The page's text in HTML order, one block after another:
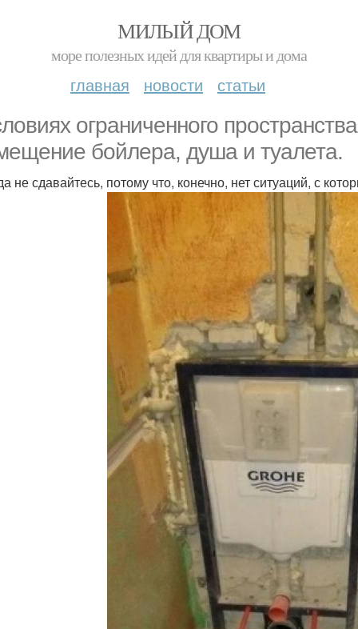
МИЛЫЙ ДОМ
море полезных идей для квартиры и дома
главная новости статьи
ограниченного
бойлера, душа и туалета.
не сдавайтесь, потому что, конечно, нет ситуаций, с